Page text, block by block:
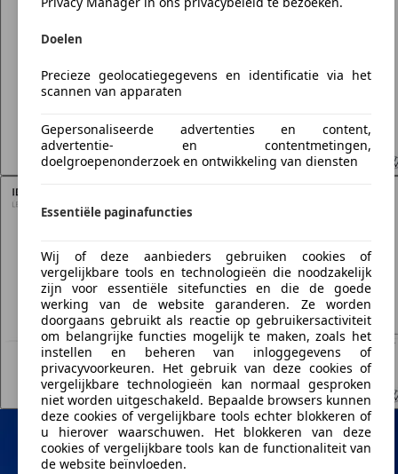
Doelen
Precieze geolocatiegegevens en identificatie via het
scannen van apparaten
Gepersonaliseerde advertenties en content,
advertentie- en contentmetingen,
doelgroepenonderzoek en ontwikkeling van diensten
Essentiële paginafuncties
Wij of deze aanbieders gebruiken cookies of
vergelijkbare tools en technologieën die noodzakelijk
zijn voor essentiële sitefuncties en die de goede
werking van de website garanderen. Ze worden
doorgaans gebruikt als reactie op gebruikersactiviteit
om belangrijke functies mogelijk te maken, zoals het
instellen en beheren van inloggegevens of
privacyvoorkeuren. Het gebruik van deze cookies of
vergelijkbare technologieën kan normaal gesproken
niet worden uitgeschakeld. Bepaalde browsers kunnen
deze cookies of vergelijkbare tools echter blokkeren of
u hierover waarschuwen. Het blokkeren van deze
cookies of vergelijkbare tools kan de functionaliteit van
de website beïnvloeden.